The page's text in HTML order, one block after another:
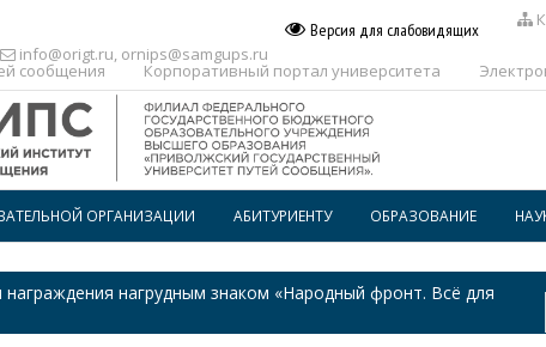
Версия для слабовидящих
info@origt.ru, ornips@samgups.ru
сообщения Корпоративный портал университета
ОРГАНИЗАЦИИ АБИТУРИЕНТУ
ПРЕДОСТАВЛЯЕТСЯ
ГОСПОДДЕРЖКА
КРЕДИТОВАНИЯ В СПО
ОБРАЗОВАНИЕ
ВОСПИТАТЕЛЬНАЯ
нагрудным знаком «Народный фронт. Всё для